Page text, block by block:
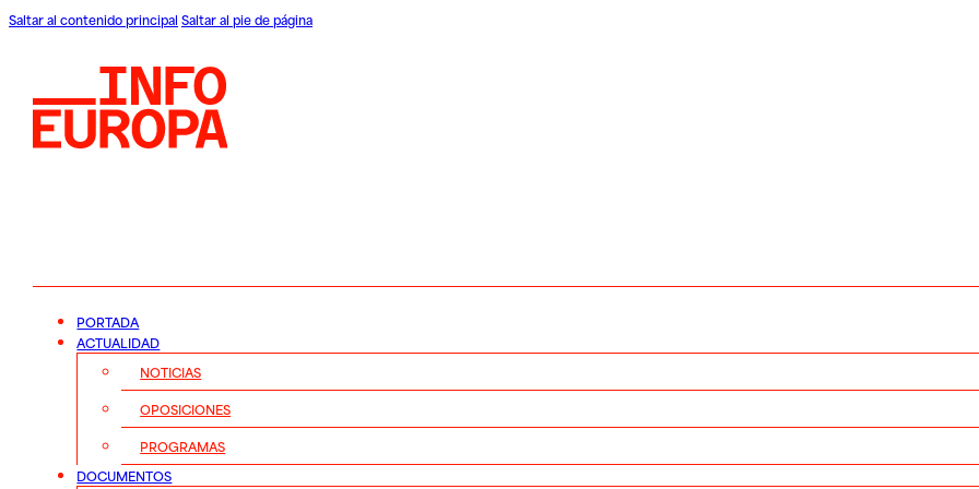
Saltar al contenido principal Saltar al pie de página
PORTADA
ACTUALIDAD
NOTICIAS
OPOSICIONES
PROGRAMAS
DOCUMENTOS